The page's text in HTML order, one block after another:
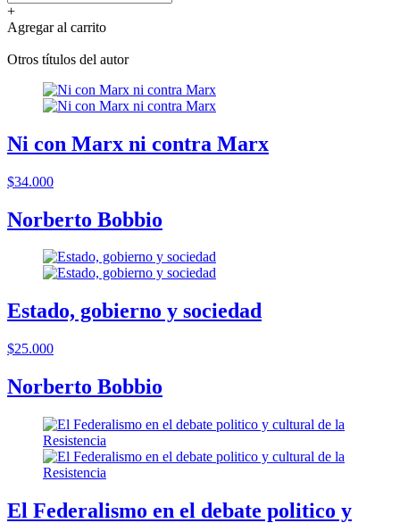
+
Agregar al carrito
Otros títulos del autor
Ni con Marx ni contra Marx
$34.000
Norberto Bobbio
Estado, gobierno y sociedad
$25.000
Norberto Bobbio
El Federalismo en el debate politico y